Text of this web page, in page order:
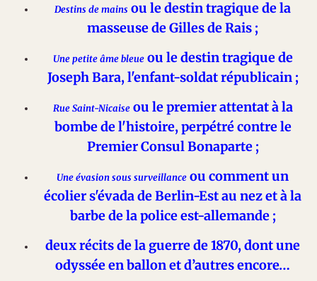
Destins de mains ou le destin tragique de la
masseuse de Gilles de Rais ;
Une petite âme bleueou le destin tragique de
Joseph Bara, l'enfant-soldat républicain ;
Rue Saint-Nicaiseou le premierattentat à la
bombe de l'histoire, perpétré contre le
PremierConsul Bonaparte ;
Une évasion sous surveillance ou comment un
écolier s'évada de Berlin-Est au nez et à la
barbe de la police est-allemande ;
deux récits de la guerre de 1870, dont une
odyssée en ballon et d’autres encore…